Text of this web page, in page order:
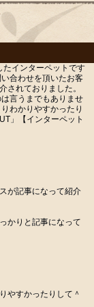
たインターペットです
合わせを頂いたお客
されておりました。
言うまでもありませ
わかりやすかったり
」【インターペット
が記事になって紹介
かりと記事になって
やすかったりして＾